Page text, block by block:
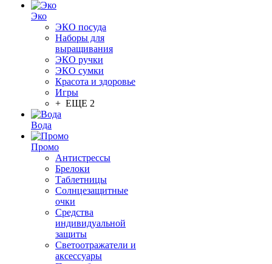
Эко
ЭКО посуда
Наборы для
выращивания
ЭКО ручки
ЭКО сумки
Красота и здоровье
Игры
+ ЕЩЕ 2
Вода
Промо
Антистрессы
Брелоки
Таблетницы
Солнцезащитные
очки
Средства
индивидуальной
защиты
Светоотражатели и
аксессуары